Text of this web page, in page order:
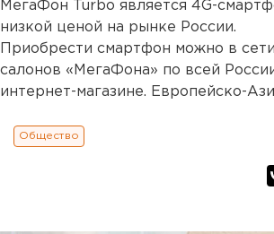
МегаФон Turbo является 4G-
низкой ценой на рынке России.
Приобрести смартфон можно в
салонов «МегаФона» по всей
интернет-магазине. Европейско-
Общество